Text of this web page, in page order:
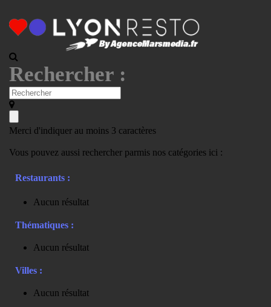
Rechercher :
Merci d'indiquer au moins 3 caractères
Vous pouvez aussi rechercher parmis nos catégories ici :
Restaurants :
Aucun résultat
Thématiques :
Aucun résultat
Villes :
Aucun résultat